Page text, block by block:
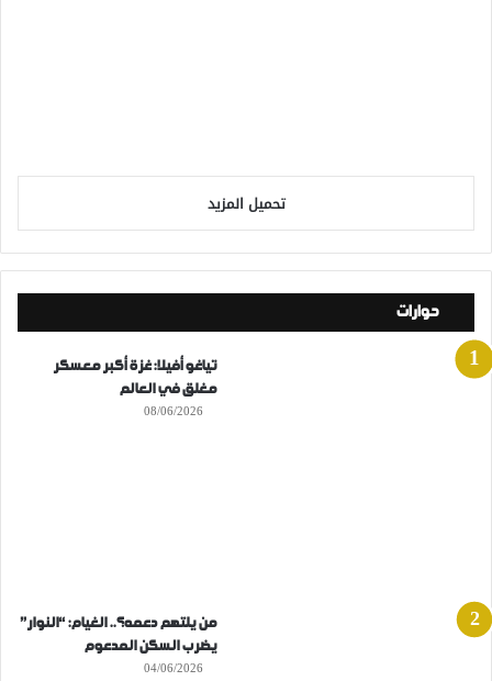
تحميل المزيد
حوارات
تياغو أفيلا: غزة أكبر معسكر
مغلق في العالم
08/06/2026
من يلتهم دعمه؟.. الغيام: “النوار”
يضرب السكن المدعوم
04/06/2026